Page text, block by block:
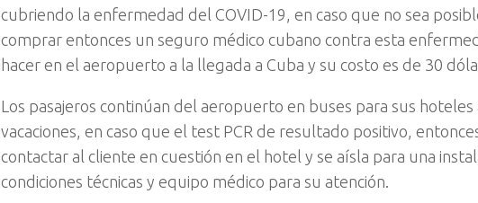
cubriendo la enfermedad del COVID-19, en caso que no sea
comprar entonces un seguro médico cubano contra esta
hacer en el aeropuerto a la llegada a Cuba y su costo es de 30
Los pasajeros continúan del aeropuerto en buses para sus
vacaciones, en caso que el test PCR de resultado positivo,
contactar al cliente en cuestión en el hotel y se aísla para una
condiciones técnicas y equipo médico para su atención.